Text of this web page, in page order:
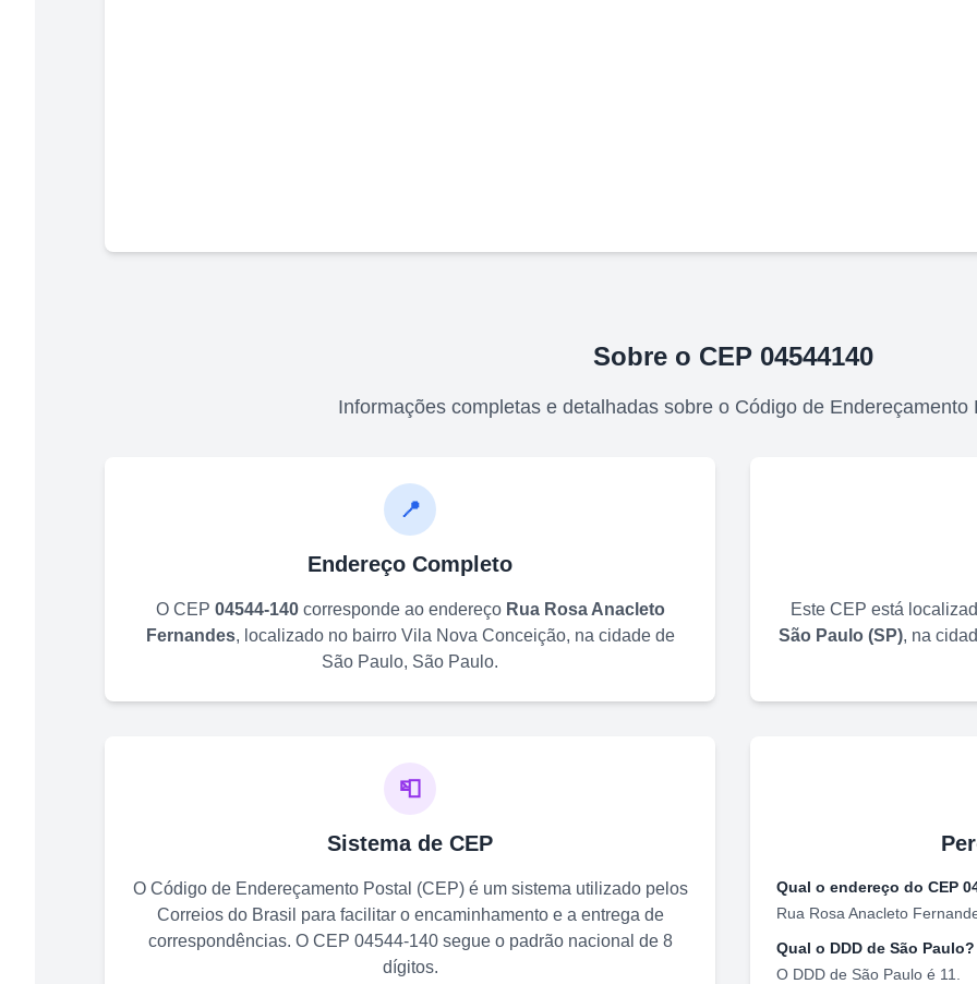
Sobre o CEP 04544140
Informações completas e detalhadas sobre o Código de
📍
Endereço Completo
O CEP 04544-140corresponde ao endereço Rua Rosa Anacleto
Fernandes, localizado no bairro Vila Nova Conceição, na cidade de
São Paulo, São Paulo.
Este CEP está
São Paulo (SP), na
📮
Sistema de CEP
O Código de Endereçamento Postal (CEP) é um sistema utilizado pelos
Correios do Brasil para facilitar o encaminhamento e a entrega de
correspondências. O CEP 04544-140segue o padrão nacional de 8
dígitos.
Qual o endereço do CEP
Rua Rosa Anacleto
Qual o DDD de São Paulo?
O DDD de São Paulo é 11